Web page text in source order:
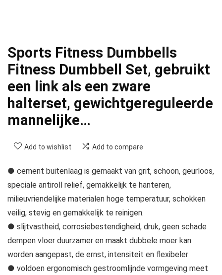
Sports Fitness Dumbbells
Fitness Dumbbell Set, gebruikt
een link als een zware
halterset, gewichtgereguleerde
mannelijke…
Add to wishlist Add to compare
● cement buitenlaag is gemaakt van grit, schoon, geurloos,
speciale antiroll reliëf, gemakkelijk te hanteren,
milieuvriendelijke materialen hoge temperatuur, schokken
veilig, stevig en gemakkelijk te reinigen.
● slijtvastheid, corrosiebestendigheid, druk, geen schade
dempen vloer duurzamer en maakt dubbele moer kan
worden aangepast, de ernst, intensiteit en flexibeler
● voldoen ergonomisch gestroomlijnde vormgeving meet